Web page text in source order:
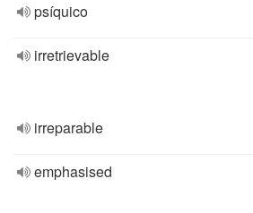
psíquico
irretrievable
irreparable
emphasised